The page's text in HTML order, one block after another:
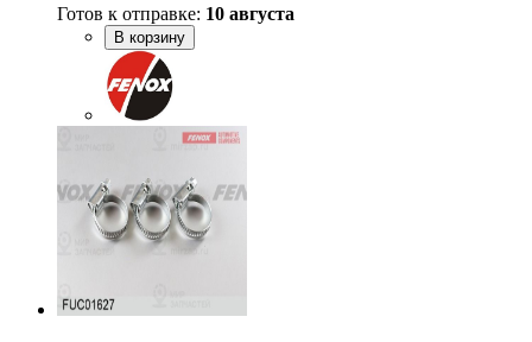
Готов к отправке: 10 августа
В корзину